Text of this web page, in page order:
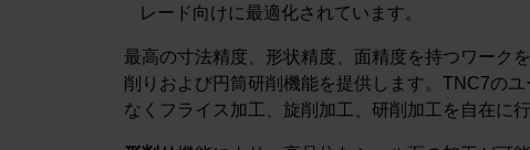
レード向けに最適化されています。
最高の寸法精度、形状精度、面精度を持つワーク
削りおよび円筒研削機能を提供します。TNC7の
なくフライス加工、旋削加工、研削加工を自在に